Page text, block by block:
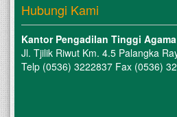
Hubungi Kami
Kantor Pengadilan Tinggi
Jl. Tjilik Riwut Km. 4.5 Palangka
Telp (0536) 3222837 Fax (0536)